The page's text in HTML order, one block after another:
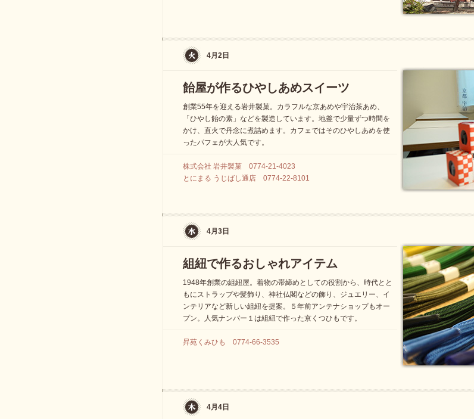
4月2日
飴屋が作るひやしあめスイーツ
創業55年を迎える岩井製菓。カラフルな京あめや宇治茶あめ、
「ひやし飴の素」などを製造しています。地釜で少量ずつ時間を
かけ、直火で丹念に煮詰めます。カフェではそのひやしあめを使
ったパフェが大人気です。
株式会社 岩井製菓 0774-21-4023
とにまる うじばし通店 0774-22-8101
4月3日
組紐で作るおしゃれアイテム
1948年創業の組紐屋。着物の帯締めとしての役割から、時代とと
もにストラップや髪飾り、神社仏閣などの飾り、ジュエリー、イ
ンテリアなど新しい組紐を提案。５年前アンテナショップもオー
プン。人気ナンバー１は組紐で作った京くつひもです。
昇苑くみひも 0774-66-3535
4月4日